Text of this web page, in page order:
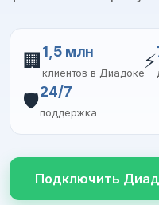
🏢 1,5 млн
клиентов в Диадоке
⚡
🛡️24/7
поддержка
Подключить